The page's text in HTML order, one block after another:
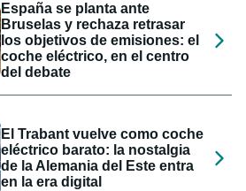
España se planta ante
Bruselas y rechaza retrasar
los objetivos de emisiones: el
coche eléctrico, en el centro
del debate
El Trabant vuelve como coche
eléctrico barato: la nostalgia
de la Alemania del Este entra
en la era digital